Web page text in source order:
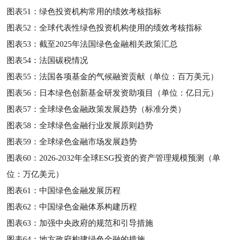
图表51：绿色投资机构常用的绩效考核指标
图表52：全球代表性绿色投资机构使用的绩效考核指标
图表53：截至2025年法国绿色金融相关政策汇总
图表54：法国碳税情况
图表55：法国各项基金的气候融资贡献（单位：百万美元）
图表56： 日本绿色创新基金研发资助项目（单位：亿日元）
图表57：全球绿色金融政策发展趋势（标准分类）
图表58：全球绿色金融行业发展原则趋势
图表59：全球绿色金融市场发展趋势
图表60： 2026-2032年全球ESG投资的资产管理规模预测（单
位：万亿美元）
图表61：中国绿色金融发展历程
图表62：中国绿色金融体系构建历程
图表63： 加强中央政府的规范和引导措施